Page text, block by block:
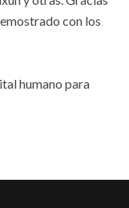
con los
humano para